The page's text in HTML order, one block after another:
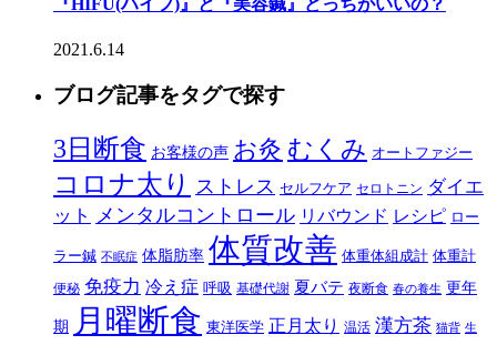
『HIFU(ハイフ)』と『美容鍼』どっちがいいの？
2021.6.14
ブログ記事をタグで探す
3日断食 お客様の声 お灸 むくみ オートファジー
コロナ太り ストレス セルフケア セロトニン ダイエ
ット
メンタルコントロール リバウンド レシピ ロー
ラー鍼 不眠症 体脂肪率 体質改善 体重体組成計 体重計
便秘 免疫力 冷え症 呼吸 基礎代謝 夏バテ 夜断食 春の養生 更年
期 月曜断食 東洋医学 正月太り 温活 漢方茶 猫背 生